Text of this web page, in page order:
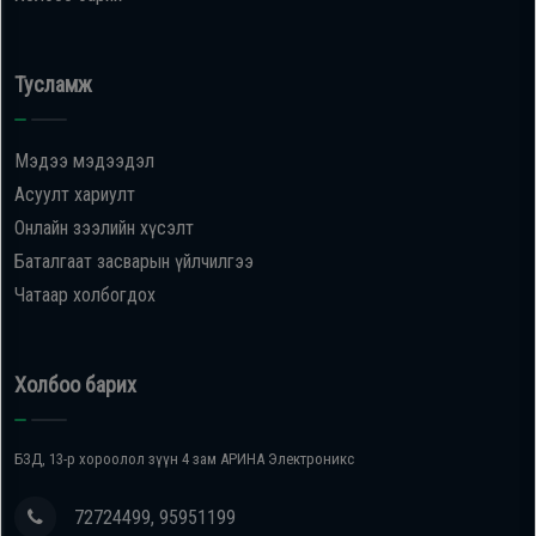
Тусламж
Мэдээ мэдээдэл
Асуулт хариулт
Онлайн зээлийн хүсэлт
Баталгаат засварын үйлчилгээ
Чатаар холбогдох
Холбоо барих
БЗД, 13-р хороолол зүүн 4 зам АРИНА Электроникс
72724499, 95951199